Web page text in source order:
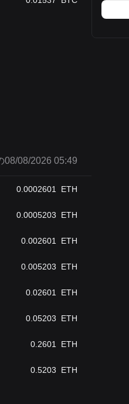
08/08/2026 05:49
0.0002601 ETH
0.0005203 ETH
0.002601 ETH
0.005203 ETH
0.02601 ETH
0.05203 ETH
0.2601 ETH
0.5203 ETH